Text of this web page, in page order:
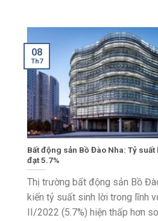
Bất động sản Bồ Đào Nha: Tỷ
đạt 5.7%
Thị trường bất động sản Bồ
kiến tỷ suất sinh lời trong lĩnh
II/2022 (5.7%) hiện thấp hơn
08
Th7